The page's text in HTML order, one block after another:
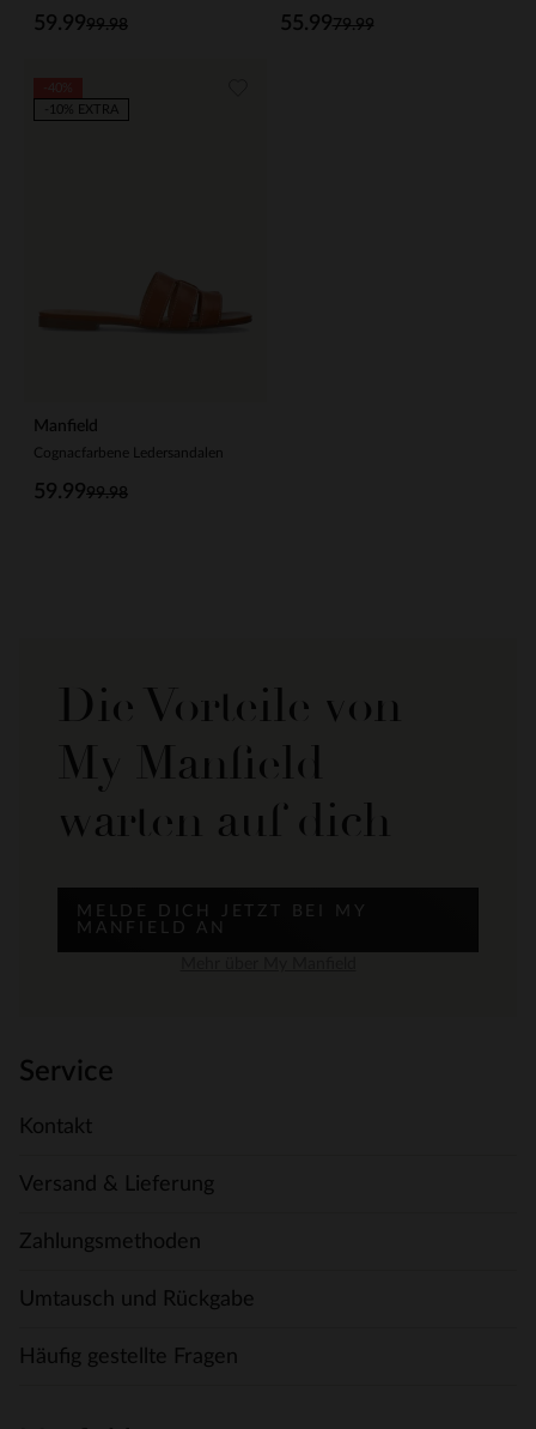
99.98
59.99 79.99
55.99
Manfield
Cognacfarbene Ledersandalen
99.98
59.99
-10% EXTRA
Die Vorteile von
My Manfield
warten auf dich
MELDE DICH JETZT BEI MY
MANFIELD AN
Service
Kontakt
Versand & Lieferung
Zahlungsmethoden
Umtausch und Rückgabe
Häufig gestellte Fragen